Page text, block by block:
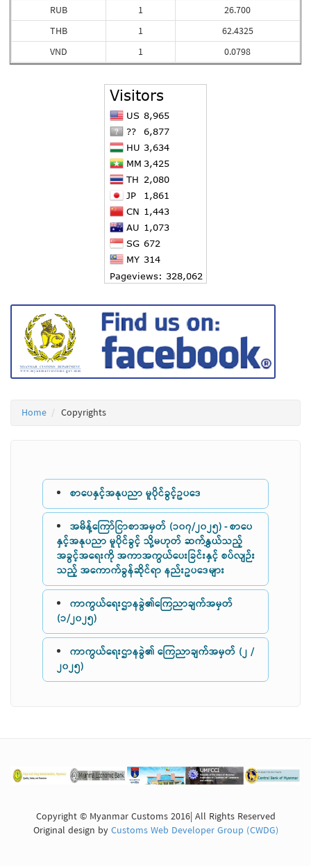
RUB
THB
VND
1
1
1
26.700
62.4325
0.0798
Home Copyrights
စာပေနှင့်အနုပညာ မူပိုင်ခွင့်ဥပဒေ
အမိန့်ကြော်ငြာစာအမှတ် (၁၀၇/၂၀၂၅) - စာပေ
နှင့်အနုပညာ မူပိုင်ခွင့် သို့မဟုတ် ဆက်နွှယ်သည့်
အခွင့်အရေးကို အကာအကွယ်ပေးခြင်းနှင့် စပ်လျဉ်း
သည့် အကောက်ခွန်ဆိုင်ရာ နည်းဥပဒေများ
ကာကွယ်ရေးဌာနခွဲ၏ကြေညာချက်အမှတ်
(၁/၂၀၂၅)
ကာကွယ်ရေးဌာနခွဲ၏ ကြေညာချက်အမှတ် (၂ /
၂၀၂၅)
Copyright © Myanmar Customs 2016| All Rights Reserved
Original design byCustoms Web Developer Group (CWDG)